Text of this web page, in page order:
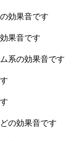
効果音です
果音です
系の効果音です
の効果音です